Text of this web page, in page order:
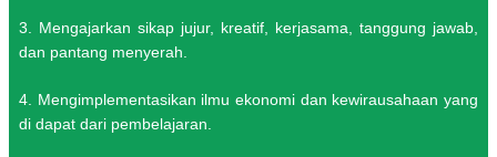
3. Mengajarkan sikap jujur, kreatif, kerjasama, tanggung jawab,
dan pantang menyerah.
4. Mengimplementasikan ilmu ekonomi dan kewirausahaan yang
di dapat dari pembelajaran.